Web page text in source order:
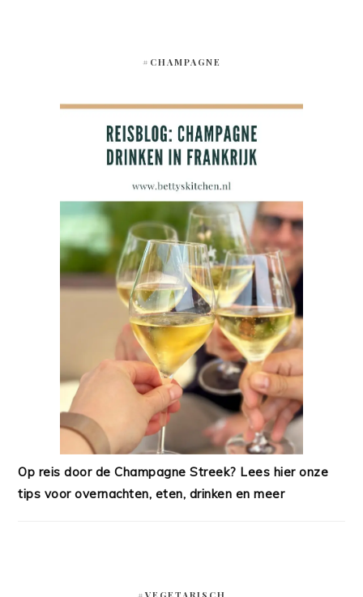
#CHAMPAGNE
Op reis door de Champagne Streek? Lees hier onze
tips voor overnachten, eten, drinken en meer